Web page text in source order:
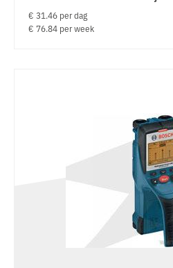
€ 31.46 per dag
€ 76.84 per week